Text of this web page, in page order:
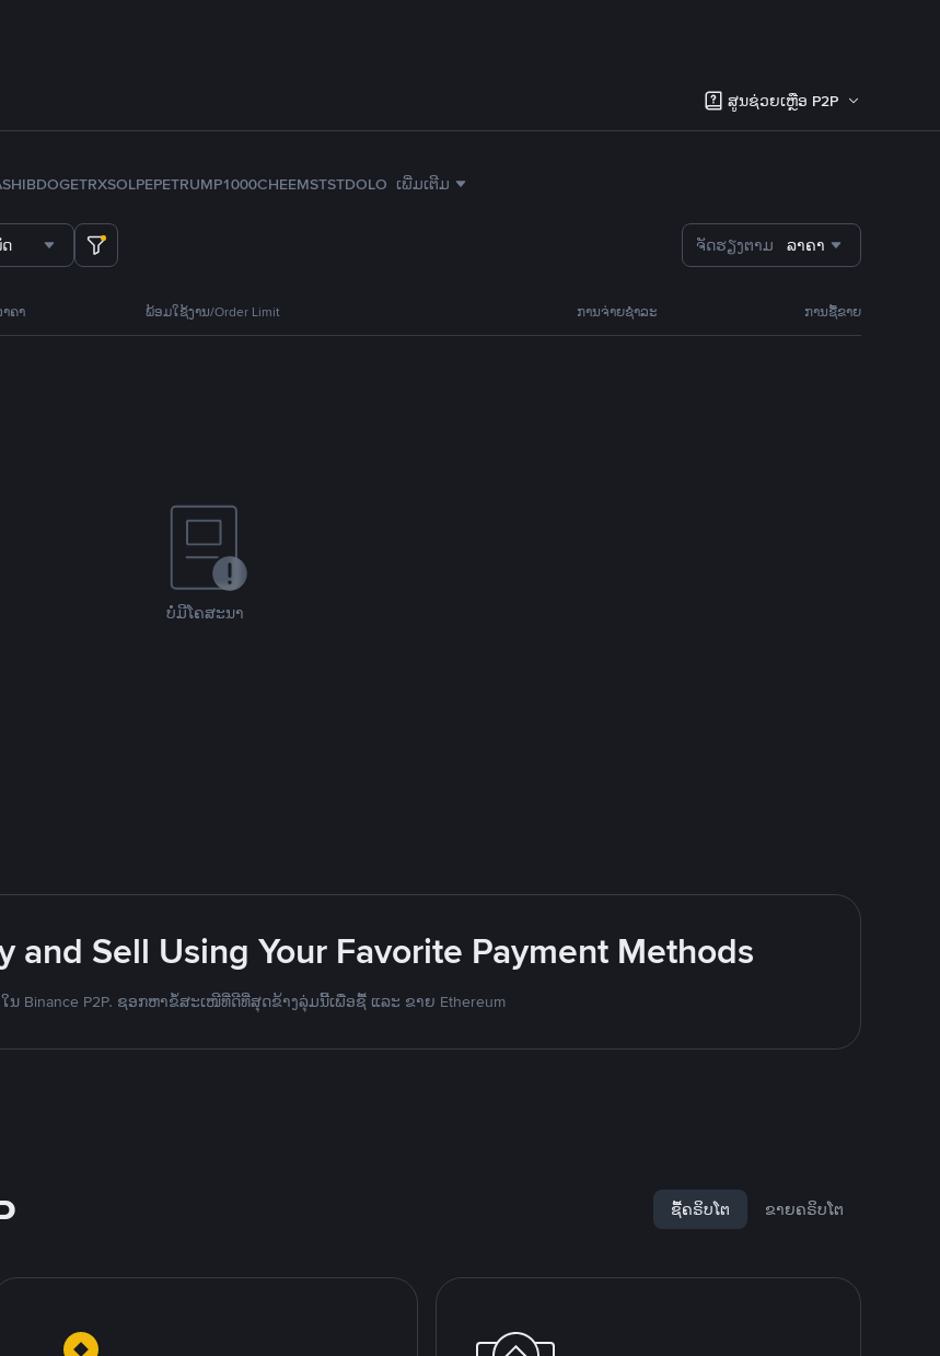
ສູນຊ່ວຍເຫຼືອ P2P
SHIBDOGETRXSOLPEPETRUMP1000CHEEMSTSTDOLO ເພີ່ມເຕີມ
ຈັດຮຽງຕາມ ລາຄາ
ຄາ ພ້ອມໃຊ້ງານ/Order Limit ການຈ່າຍຊຳລະ ການຊື້ຂາຍ
ບໍ່ມີໂຄສະນາ
and Sell Using Your Favorite Payment Methods
ນ Binance P2P. ຊອກຫາຂໍ້ສະເໜີທີ່ດີທີ່ສຸດຂ້າງລຸ່ມນີ້ເພື່ອຊື້ ແລະ ຂາຍ Ethereum
ຊື້ຄຣິບໂຕ ຂາຍຄຣິບໂຕ